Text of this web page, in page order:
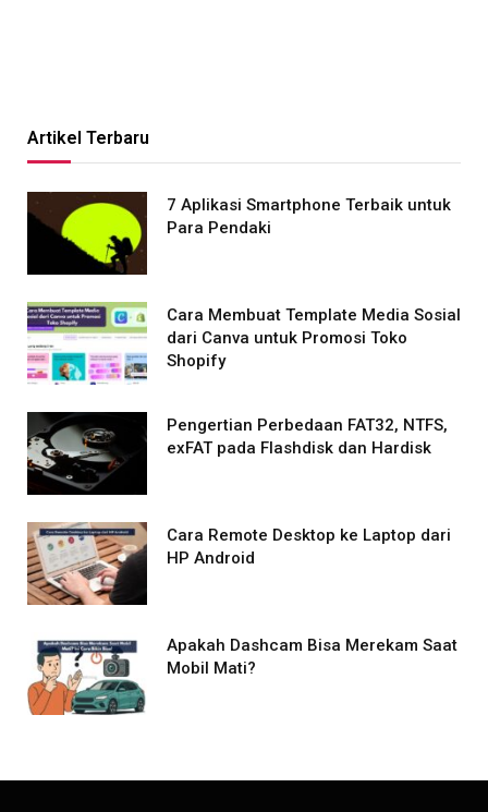
Artikel Terbaru
7 Aplikasi Smartphone Terbaik untuk
Para Pendaki
Cara Membuat Template Media Sosial
dari Canva untuk Promosi Toko
Shopify
Pengertian Perbedaan FAT32, NTFS,
exFAT pada Flashdisk dan Hardisk
Cara Remote Desktop ke Laptop dari
HP Android
Apakah Dashcam Bisa Merekam Saat
Mobil Mati?